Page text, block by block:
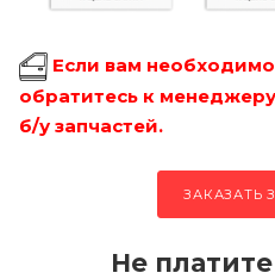
Если вам
обратитесь к
б/у запчастей.
ЗАКАЗАТЬ
Не